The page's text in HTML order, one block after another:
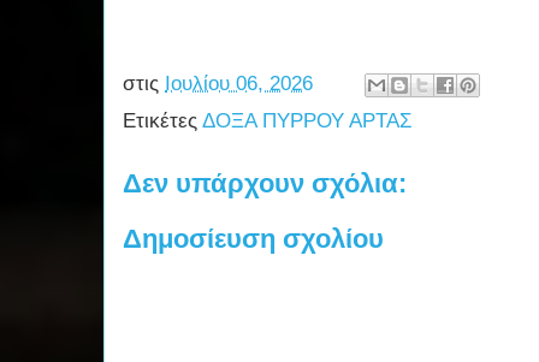
στις Ιουλίου 06, 2026
Ετικέτες ΔΟΞΑ ΠΥΡΡΟΥ ΑΡΤΑΣ
Δεν υπάρχουν σχόλια:
Δημοσίευση σχολίου